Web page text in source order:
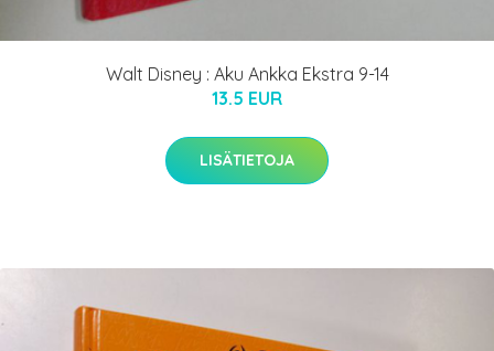
Walt Disney : Aku Ankka Ekstra 9-14
13.5 EUR
LISÄTIETOJA